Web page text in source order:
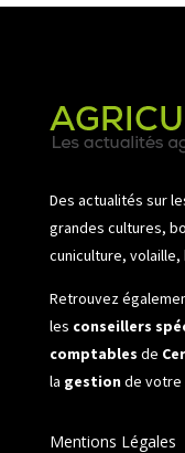
Des actualités sur
grandes cultures,
cuniculture,
Retrouvez
les conseillers
comptables de
la gestionde votre
Mentions Légales